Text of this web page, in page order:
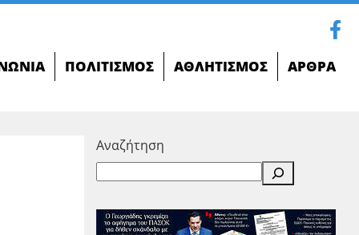
ΠΟΛΙΤΙΣΜΌΣ ΑΘΛΗΤΙΣΜΌΣ ΆΡΘΡΑ
Αναζήτηση